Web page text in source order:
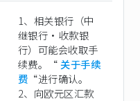
1、相关银行（中
继银行·收款银
行）可能会收取手
续费。“关于手续
费 “进行确认。
2、向欧元区汇款